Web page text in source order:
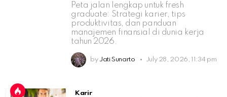
Peta jalan lengkap untuk fresh
graduate: Strategi karier, tips
produktivitas, dan panduan
manajemen finansial di dunia kerja
tahun 2026.
by Jati Sunarto July 28, 2026, 11:34 pm
Karir